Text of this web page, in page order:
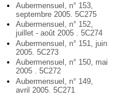
Aubermensuel, n° 153,
septembre 2005. 5C275
Aubermensuel, n° 152,
juillet - août 2005 . 5C274
Aubermensuel, n° 151, juin
2005. 5C273
Aubermensuel, n° 150, mai
2005 . 5C272
Aubermensuel, n° 149,
avril 2005. 5C271